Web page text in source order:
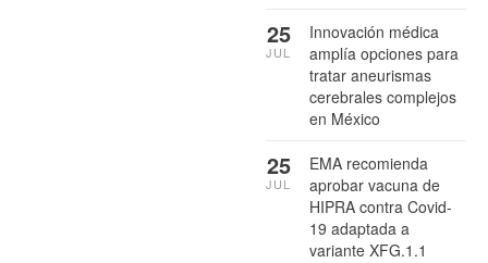
Innovación médica
amplía opciones para
tratar aneurismas
cerebrales complejos
en México
25
JUL
EMA recomienda
aprobar vacuna de
HIPRA contra Covid-
19 adaptada a
variante XFG.1.1
25
JUL